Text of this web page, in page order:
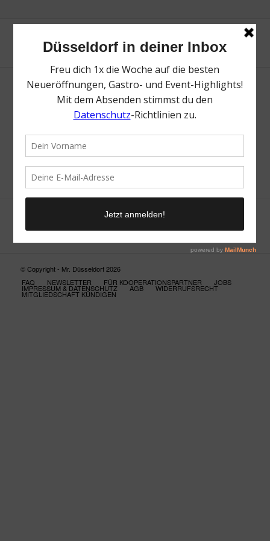
Neue Suche
Suchergebnis nicht zufriedenstellend? Versuche es mal mit
einem Wortteil oder einer anderen Schreibweise.
© Copyright - Mr. Düsseldorf 2026
FAQ
NEWSLETTER FÜR KOOPERATIONSPARTNER JOBS
IMPRESSUM & DATENSCHUTZ AGB WIDERRUFSRECHT
MITGLIEDSCHAFT KÜNDIGEN